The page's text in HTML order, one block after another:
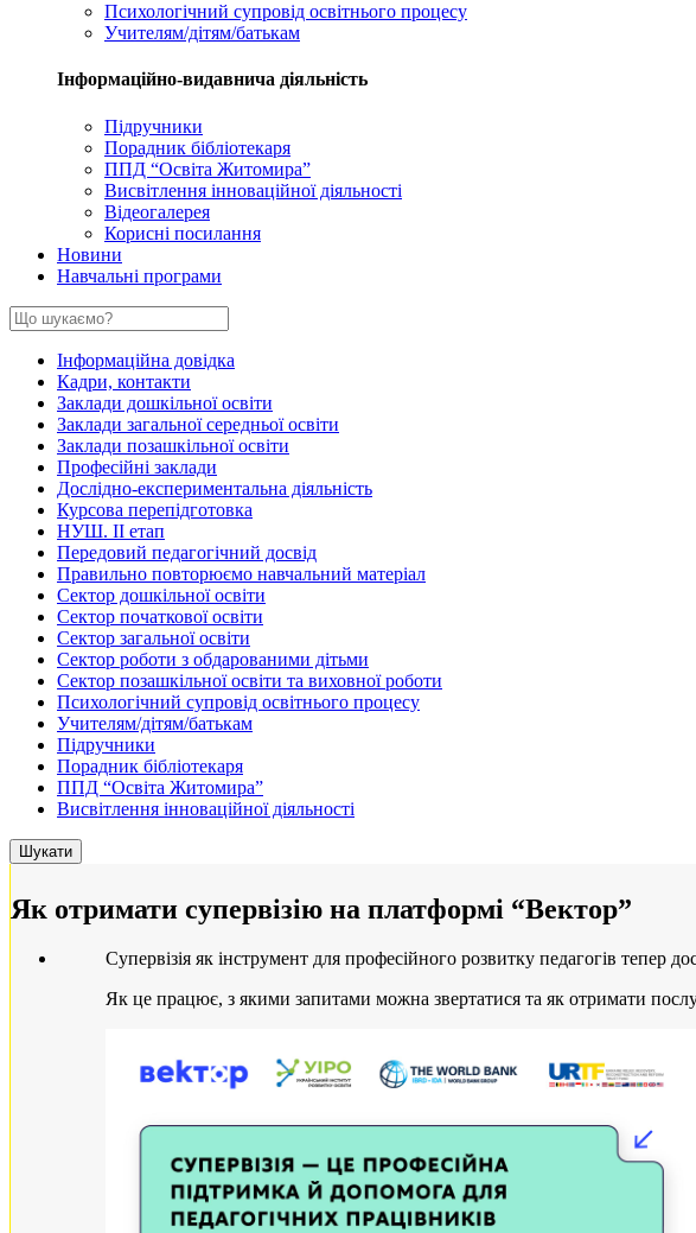
Психологічний супровід освітнього процесу
Учителям/дітям/батькам
Інформаційно-видавнича діяльність
Підручники
Порадник бібліотекаря
ППД “Освіта Житомира”
Висвітлення інноваційної діяльності
Відеогалерея
Корисні посилання
Новини
Навчальні програми
Інформаційна довідка
Кадри, контакти
Заклади дошкільної освіти
Заклади загальної середньої освіти
Заклади позашкільної освіти
Професійні заклади
Дослідно-експериментальна діяльність
Курсова перепідготовка
НУШ. ІІ етап
Передовий педагогічний досвід
Правильно повторюємо навчальний матеріал
Сектор дошкільної освіти
Сектор початкової освіти
Сектор загальної освіти
Сектор роботи з обдарованими дітьми
Сектор позашкільної освіти та виховної роботи
Психологічний супровід освітнього процесу
Учителям/дітям/батькам
Підручники
Порадник бібліотекаря
ППД “Освіта Житомира”
Висвітлення інноваційної діяльності
Як отримати супервізію на платформі “Вектор”
Супервізія як інструмент для професійного розвитку педагогів тепер
Як це працює, з якими запитами можна звертатися та як отримати